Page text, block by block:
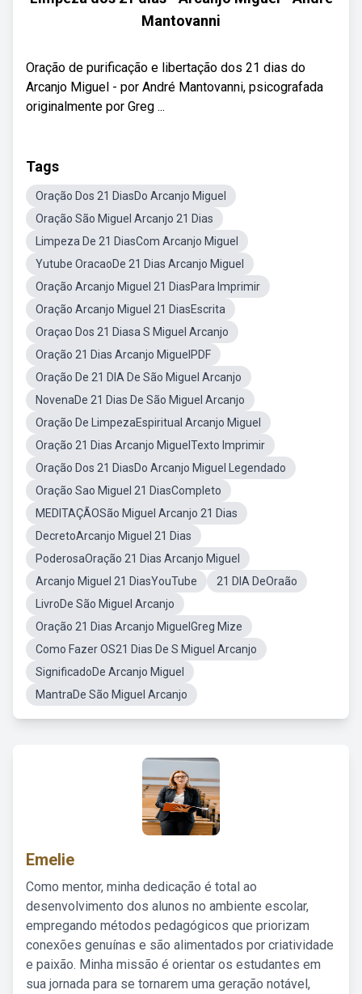
Mantovanni
Oração de purificação e libertação dos 21 dias do
Arcanjo Miguel - por André Mantovanni, psicografada
originalmente por Greg ...
Tags
Oração Dos 21 DiasDo Arcanjo Miguel
Oração São Miguel Arcanjo 21 Dias
Limpeza De 21 DiasCom Arcanjo Miguel
Yutube OracaoDe 21 Dias Arcanjo Miguel
Oração Arcanjo Miguel 21 DiasPara Imprimir
Oração Arcanjo Miguel 21 DiasEscrita
Oraçao Dos 21 Diasa S Miguel Arcanjo
Oração 21 Dias Arcanjo MiguelPDF
Oração De 21 DIA De São Miguel Arcanjo
NovenaDe 21 Dias De São Miguel Arcanjo
Oração De LimpezaEspiritual Arcanjo Miguel
Oração 21 Dias Arcanjo MiguelTexto Imprimir
Oração Dos 21 DiasDo Arcanjo Miguel Legendado
Oração Sao Miguel 21 DiasCompleto
MEDITAÇÃOSão Miguel Arcanjo 21 Dias
DecretoArcanjo Miguel 21 Dias
PoderosaOração 21 Dias Arcanjo Miguel
Arcanjo Miguel 21 DiasYouTube
21 DIA DeOraão
LivroDe São Miguel Arcanjo
Oração 21 Dias Arcanjo MiguelGreg Mize
Como Fazer OS21 Dias De S Miguel Arcanjo
SignificadoDe Arcanjo Miguel
MantraDe São Miguel Arcanjo
Emelie
Como mentor, minha dedicação é total ao
desenvolvimento dos alunos no ambiente escolar,
empregando métodos pedagógicos que priorizam
conexões genuínas e são alimentados por criatividade
e paixão. Minha missão é orientar os estudantes em
sua jornada para se tornarem uma geração notável,